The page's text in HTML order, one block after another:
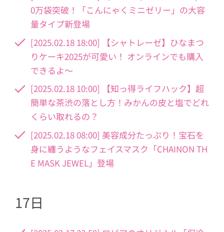
0万袋突破！「こんにゃくミニゼリー」の大容
量タイプ新登場
[2025.02.18 18:00] 【シャトレーゼ】ひなまつ
りケーキ2025が可愛い！ オンラインでも購入
できるよ～
[2025.02.18 10:00] 【知っ得ライフハック】超
簡単な茶渋の落とし方！みかんの皮と塩でどれ
くらい取れるの？
[2025.02.18 08:00] 美容成分たっぷり！宝石を
身に纏うようなフェイスマスク「CHAINON TH
E MASK JEWEL」登場
17日